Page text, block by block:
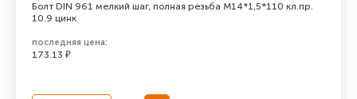
Болт DIN 961 мелкий шаг, полная резьба M14*1,5*110 кл.пр.
10.9 цинк
последняя цена:
173.13 ₽